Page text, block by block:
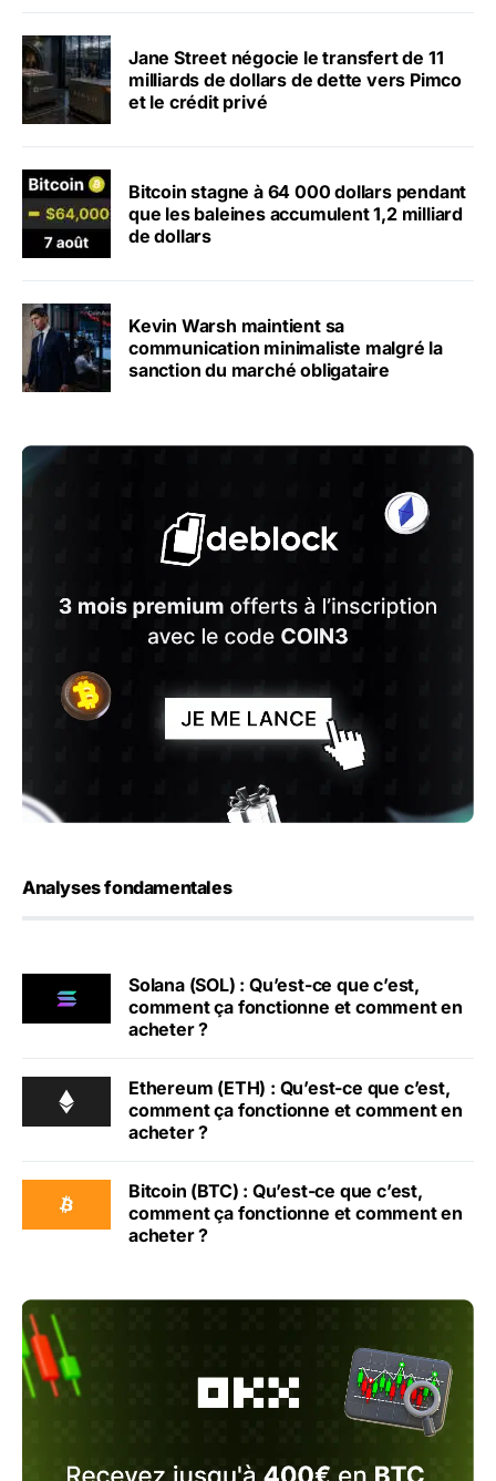
Jane Street négocie le transfert de 11
milliards de dollars de dette vers Pimco
et le crédit privé
Bitcoin stagne à 64 000 dollars pendant
que les baleines accumulent 1,2 milliard
de dollars
Kevin Warsh maintient sa
communication minimaliste malgré la
sanction du marché obligataire
Analyses fondamentales
Solana (SOL) : Qu’est-ce que c’est,
comment ça fonctionne et comment en
acheter ?
Ethereum (ETH) : Qu’est-ce que c’est,
comment ça fonctionne et comment en
acheter ?
Bitcoin (BTC) : Qu’est-ce que c’est,
comment ça fonctionne et comment en
acheter ?